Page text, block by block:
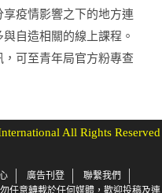
疫情影響之下的地方連
自造相關的線上課程。
可至青年局官方粉專查
All Rights Reserved
廣告刊登
聯繫我們
任意轉載於任何媒體，歡迎投稿及連